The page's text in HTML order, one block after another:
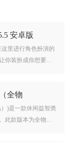
安卓版
里进行角色扮演的
你装扮成你想要的
的。
全物
)是一款休闲益智类
此款版本为全物品